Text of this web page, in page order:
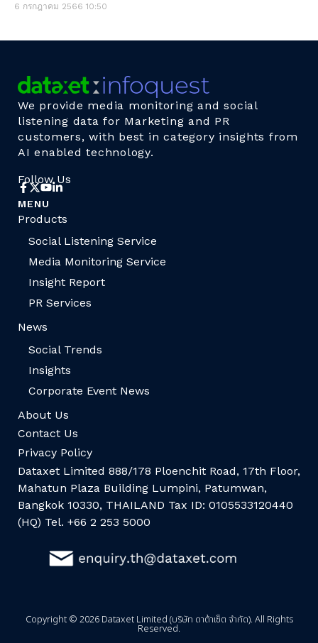
6 กรกฎาคม 2566 10:50
We provide media monitoring and social
listening data for Marketing and PR
customers, with best in category insights from
AI enabled technology.
Follow Us
MENU
Products
Social Listening Service
Media Monitoring Service
Insight Report
PR Services
News
Social Trends
Insights
Corporate Event News
About Us
Contact Us
Privacy Policy
Dataxet Limited 888/178 Ploenchit Road, 17th Floor,
Mahatun Plaza Building Lumpini, Patumwan,
Bangkok 10330, THAILAND Tax ID: 0105533120440
(HQ) Tel. +66 2 253 5000
Copyright © 2026 Dataxet Limited (บริษัท ดาต้าเซ็ต จำกัด). All Rights
Reserved.